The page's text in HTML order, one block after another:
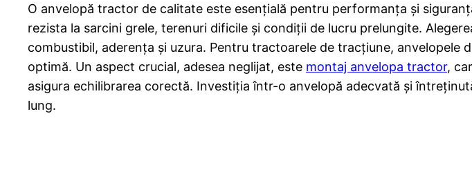
O anvelopă tractor de calitate este esențială pentru performanța și
rezista la sarcini grele, terenuri dificile și condiții de lucru prelungite.
combustibil, aderența și uzura. Pentru tractoarele de tracțiune,
optimă. Un aspect crucial, adesea neglijat, este montaj anvelopa tractor,
asigura echilibrarea corectă. Investiția într-o anvelopă adecvată și
lung.